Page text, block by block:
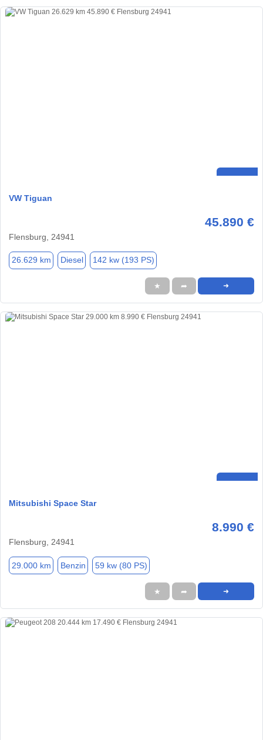
VW Tiguan
45.890 €
Flensburg, 24941
26.629 km Diesel 142 kw (193 PS)
★ ➦ ➜
Mitsubishi Space Star
8.990 €
Flensburg, 24941
29.000 km Benzin 59 kw (80 PS)
★ ➦ ➜